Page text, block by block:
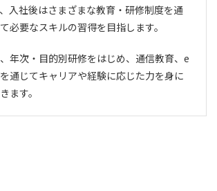
入社後はさまざまな教育・研修制度を通
必要なスキルの習得を目指します。
年次・目的別研修をはじめ、通信教育、e
通じてキャリアや経験に応じた力を身に
ます。